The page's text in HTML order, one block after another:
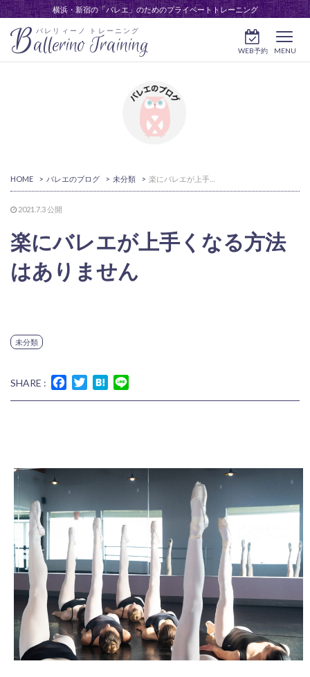
横浜・新宿の「バレエ」のためのプライベートトレーニング
バレリィーノ トレーニング
Ballerino Training MENU
WEB予約
HOME > バレエのブログ > 未分類 >
2021.7.3公開
楽にバレエが上手くなる方法
はありません
未分類
SHARE : FacebookTwitterHatena